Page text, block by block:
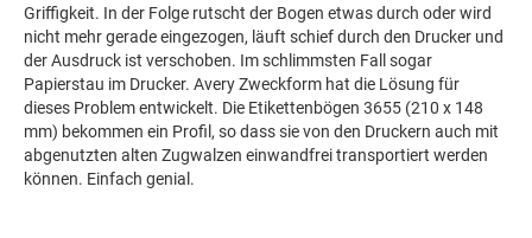
Griffigkeit. In der Folge rutscht der Bogen etwas durch oder wird
nicht mehr gerade eingezogen, läuft schief durch den Drucker und
der Ausdruck ist verschoben. Im schlimmsten Fall sogar
Papierstau im Drucker. Avery Zweckform hat die Lösung für
dieses Problem entwickelt. Die Etikettenbögen 3655 (210 x 148
mm) bekommen ein Profil, so dass sie von den Druckern auch mit
abgenutzten alten Zugwalzen einwandfrei transportiert werden
können. Einfach genial.